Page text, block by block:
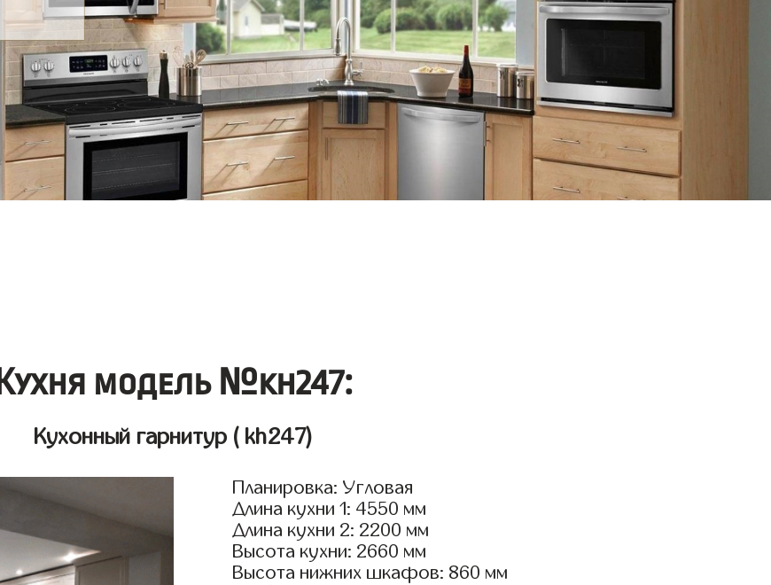
Кухня модель №kh247:
Кухонный гарнитур ( kh247)
Планировка: Угловая
Длина кухни 1: 4550 мм
Длина кухни 2: 2200 мм
Высота кухни: 2660 мм
Высота нижних шкафов: 860 мм